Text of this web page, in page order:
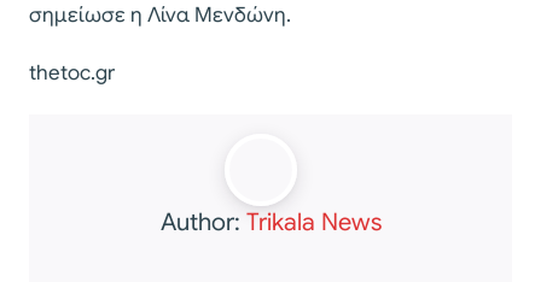
σημείωσε η Λίνα Μενδώνη.
thetoc.gr
Author: Trikala News